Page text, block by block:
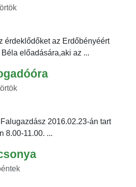
érdeklődőket az Erdőbényéért
előadására,aki az ...
2016.02.23-án tart
8.00-11.00. ...